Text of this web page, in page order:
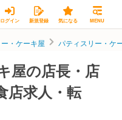
ログイン 新規登録 気になる MENU
・ケーキ屋 パティスリー・ケ
屋の店長・店
店求人・転